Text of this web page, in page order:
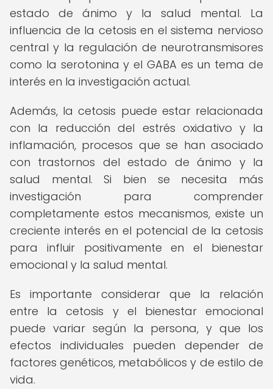
estado de ánimo y la salud mental. La
influencia de la cetosis en el sistema nervioso
central y la regulación de neurotransmisores
como la serotonina y el GABA es un tema de
interés en la investigación actual.
Además, la cetosis puede estar relacionada
con la reducción del estrés oxidativo y la
inflamación, procesos que se han asociado
con trastornos del estado de ánimo y la
salud mental. Si bien se necesita más
investigación para comprender
completamente estos mecanismos, existe un
creciente interés en el potencial de la cetosis
para influir positivamente en el bienestar
emocional y la salud mental.
Es importante considerar que la relación
entre la cetosis y el bienestar emocional
puede variar según la persona, y que los
efectos individuales pueden depender de
factores genéticos, metabólicos y de estilo de
vida.